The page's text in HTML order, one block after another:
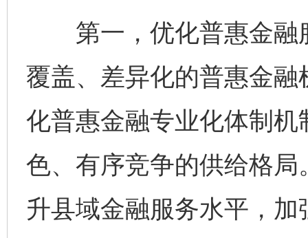
第一，优化普惠金融
覆盖、差异化的普惠金
化普惠金融专业化体制
色、有序竞争的供给格
升县域金融服务水平，